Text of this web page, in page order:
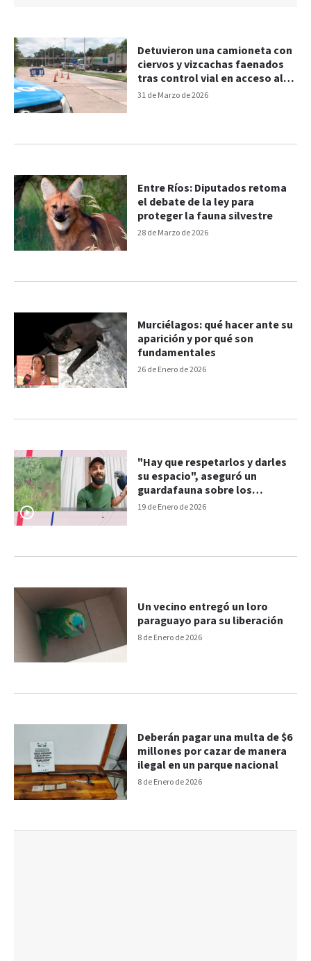
31 de Marzo de 2026
Detuvieron una camioneta con
ciervos y vizcachas faenados
tras control vial en acceso al
Túnel Subfluvial
28 de Marzo de 2026
Entre Ríos: Diputados retoma
el debate de la ley para
proteger la fauna silvestre
26 de Enero de 2026
Murciélagos: qué hacer ante su
aparición y por qué son
fundamentales
19 de Enero de 2026
"Hay que respetarlos y darles
su espacio", aseguró un
guardafauna sobre los
carpinchos en la costa de
8 de Enero de 2026
Un vecino entregó un loro
paraguayo para su liberación
8 de Enero de 2026
Deberán pagar una multa de $6
millones por cazar de manera
ilegal en un parque nacional